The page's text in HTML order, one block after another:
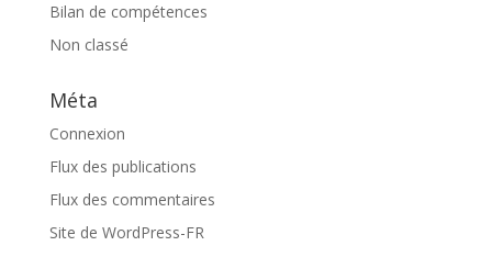
Bilan de compétences
Non classé
Méta
Connexion
Flux des publications
Flux des commentaires
Site de WordPress-FR